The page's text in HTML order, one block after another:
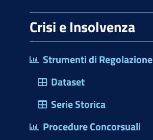
Crisi e Insolvenza
Strumenti di Regolazione
Dataset
Serie Storica
Procedure Concorsuali